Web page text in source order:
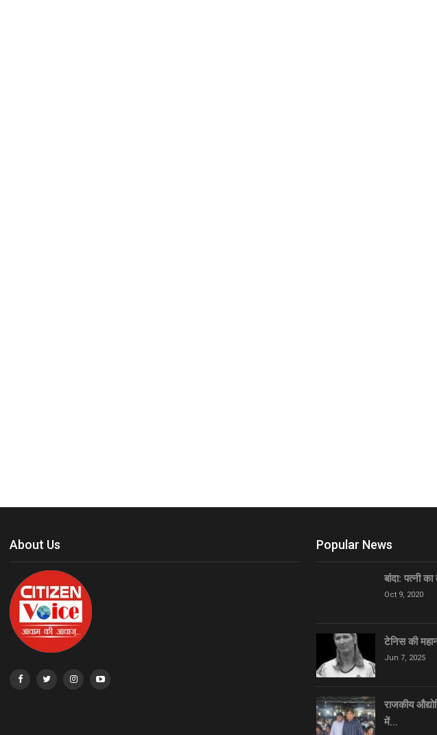
About Us Popular News
बांदा: पत्नी
Oct 9, 2020
टेनिस की
Jun 7, 2025
राजकीय
में…